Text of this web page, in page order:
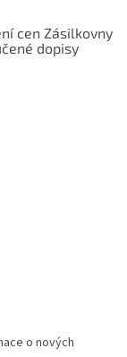
cen Zásilkovny
dopisy
o nových